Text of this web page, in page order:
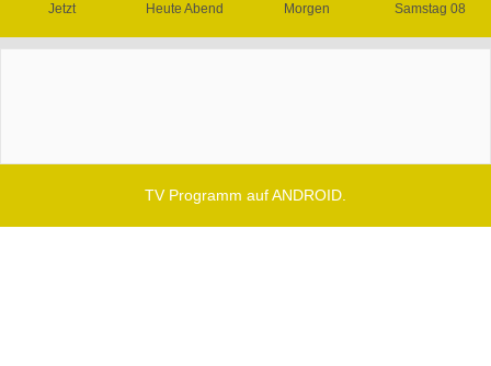
Jetzt Heute Abend Morgen Samstag 08
TV Programm auf ANDROID.